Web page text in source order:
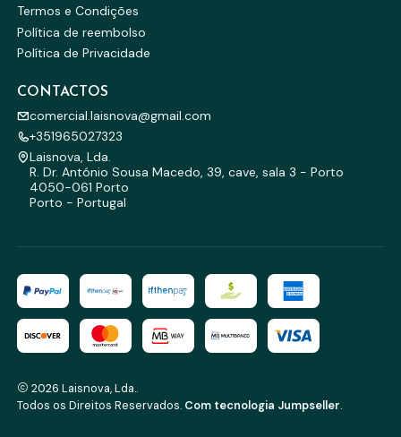
Termos e Condições
Política de reembolso
Política de Privacidade
CONTACTOS
comercial.laisnova@gmail.com
+351965027323
Laisnova, Lda.
R. Dr. António Sousa Macedo, 39, cave, sala 3 - Porto
4050-061 Porto
Porto - Portugal
2026 Laisnova, Lda..
Todos os Direitos Reservados. Com tecnologia Jumpseller.